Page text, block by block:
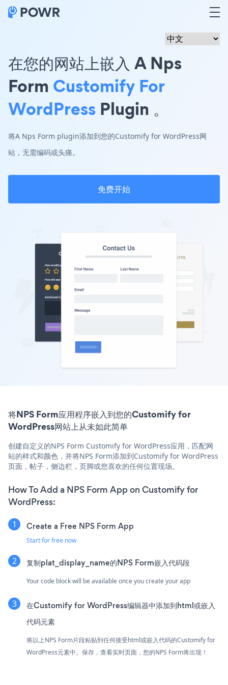
在您的网站上嵌入 A Nps
Form Customify For
WordPress Plugin 。
将A Nps Form plugin添加到您的Customify for WordPress网
站，无需编码或头痛。
免费开始
将NPS Form应用程序嵌入到您的Customify for
WordPress网站上从未如此简单
创建自定义的NPS Form Customify for WordPress应用，匹配网
站的样式和颜色，并将NPS Form添加到Customify for WordPress
页面，帖子，侧边栏，页脚或您喜欢的任何位置现场。
How To Add a NPS Form App on Customify for
WordPress:
Create a Free NPS Form App
Start for free now
复制plat_display_name的NPS Form嵌入代码段
Your code block will be available once you create your app
在Customify for WordPress编辑器中添加到html或嵌入
代码元素
将以上NPS Form片段粘贴到任何接受html或嵌入代码的Customify for
WordPress元素中。保存，查看实时页面，您的NPS Form将出现！